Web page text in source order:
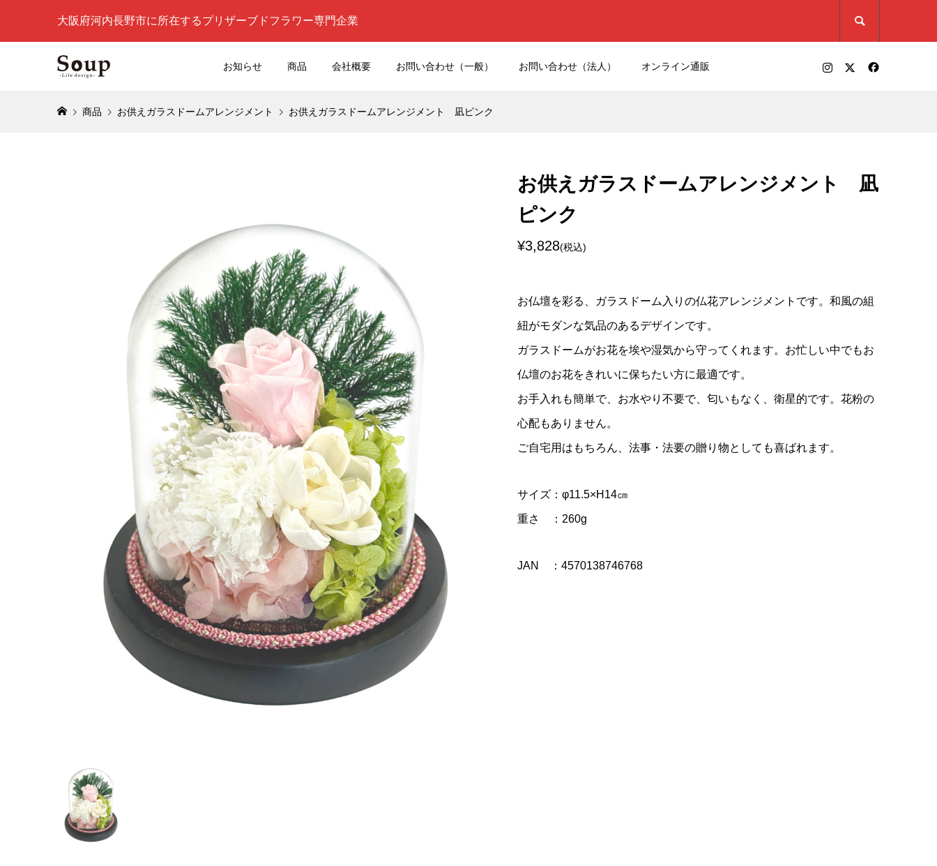
大阪府河内長野市に所在するプリザーブドフラワー専門企業 
お知らせ 商品 会社概要 お問い合わせ（一般） お問い合わせ（法人） オンライン通販
商品 お供えガラスドームアレンジメント お供えガラスドームアレンジメント 凪ピンク
お供えガラスドームアレンジメント 凪
ピンク
¥3,828(税込)
お仏壇を彩る、ガラスドーム入りの仏花アレンジメントです。和風の組
紐がモダンな気品のあるデザインです。
ガラスドームがお花を埃や湿気から守ってくれます。お忙しい中でもお
仏壇のお花をきれいに保ちたい方に最適です。
お手入れも簡単で、お水やり不要で、匂いもなく、衛星的です。花粉の
心配もありません。
ご自宅用はもちろん、法事・法要の贈り物としても喜ばれます。
サイズ：φ11.5×H14㎝
重さ ：260g
JAN ：4570138746768